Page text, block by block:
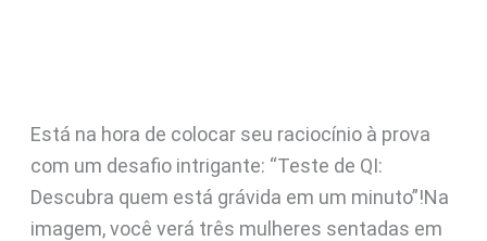
Está na hora de colocar seu raciocínio à prova
com um desafio intrigante: “Teste de QI:
Descubra quem está grávida em um minuto”!Na
imagem, você verá três mulheres sentadas em